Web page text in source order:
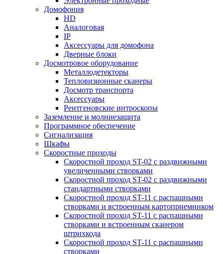
Домофония
HD
Аналоговая
IP
Аксессуары для домофона
Дверные блоки
Досмотровое оборудование
Металлодетекторы
Тепловизионные сканеры
Досмотр транспорта
Аксессуары
Рентгеновские интроскопы
Заземление и молниезащита
Программное обеспечение
Сигнализация
Шкафы
Скоростные проходы
Скоростной проход ST-02 с раздвижными
увеличенными створками
Скоростной проход ST-02 с раздвижными
стандартными створками
Скоростной проход ST-11 с распашными
створками и встроенным картоприемником
Скоростной проход ST-11 с распашными
створками и встроенным сканером
штрихкода
Скоростной проход ST-11 с распашными
створками